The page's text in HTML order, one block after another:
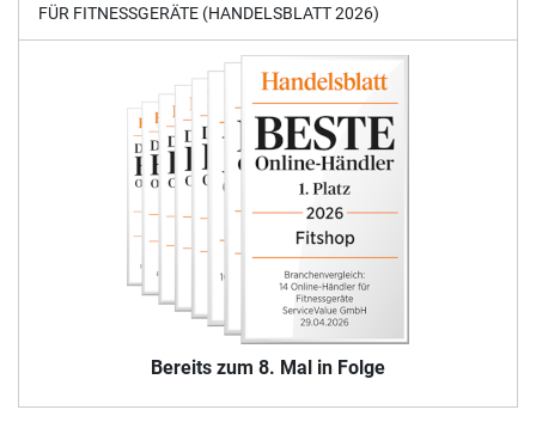
FÜR FITNESSGERÄTE (HANDELSBLATT 2026)
Bereits zum 8. Mal in Folge